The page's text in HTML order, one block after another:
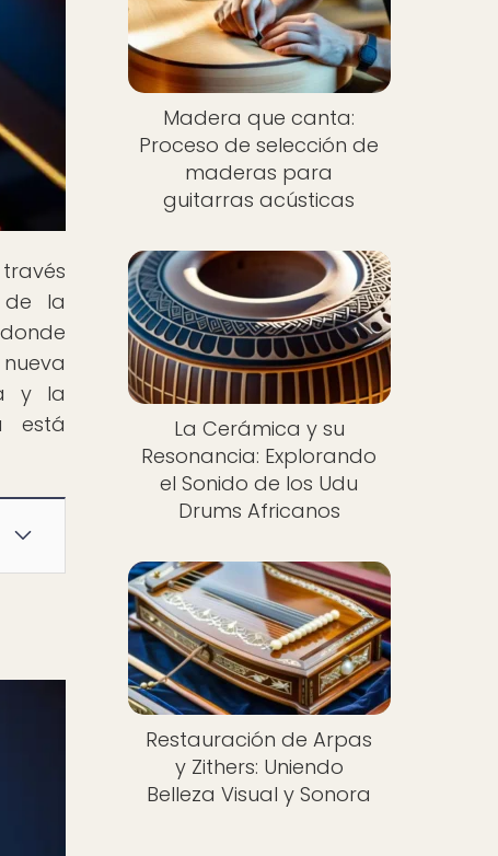
de la
y la
está
Madera que canta:
Proceso de selección de
maderas para
guitarras acústicas
La Cerámica y su
Resonancia: Explorando
el Sonido de los Udu
Drums Africanos
Restauración de Arpas
y Zithers: Uniendo
Belleza Visual y Sonora